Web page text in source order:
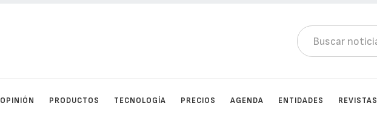
OPINIÓN PRODUCTOS TECNOLOGÍA PRECIOS AGENDA ENTIDADES REVISTAS